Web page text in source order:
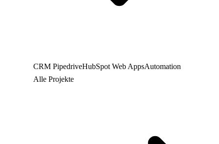
CRM PipedriveHubSpot Web AppsAutomation
Alle Projekte